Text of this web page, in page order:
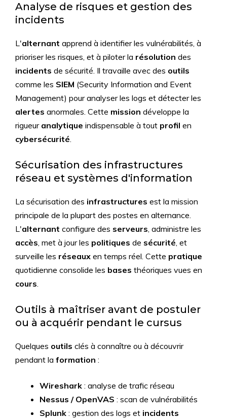
Analyse de risques et gestion des
incidents
L'alternant apprend à identifier les vulnérabilités, à
prioriser les risques, et à piloter la résolution des
incidents de sécurité. Il travaille avec des outils
comme les SIEM (Security Information and Event
Management) pour analyser les logs et détecter les
alertes anormales. Cette mission développe la
rigueur analytique indispensable à tout profil en
cybersécurité.
Sécurisation des infrastructures
réseau et systèmes d'information
La sécurisation des infrastructures est la mission
principale de la plupart des postes en alternance.
L'alternant configure des serveurs, administre les
accès, met à jour les politiques de sécurité, et
surveille les réseaux en temps réel. Cette pratique
quotidienne consolide les bases théoriques vues en
cours.
Outils à maîtriser avant de postuler
ou à acquérir pendant le cursus
Quelques outils clés à connaître ou à découvrir
pendant la formation :
Wireshark : analyse de trafic réseau
Nessus / OpenVAS : scan de vulnérabilités
Splunk : gestion des logs et incidents